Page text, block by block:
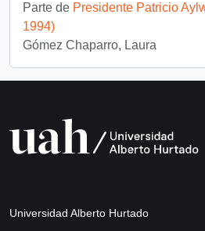
Parte de Presidente Patricio
1994)
Gómez Chaparro, Laura
Universidad Alberto Hurtado